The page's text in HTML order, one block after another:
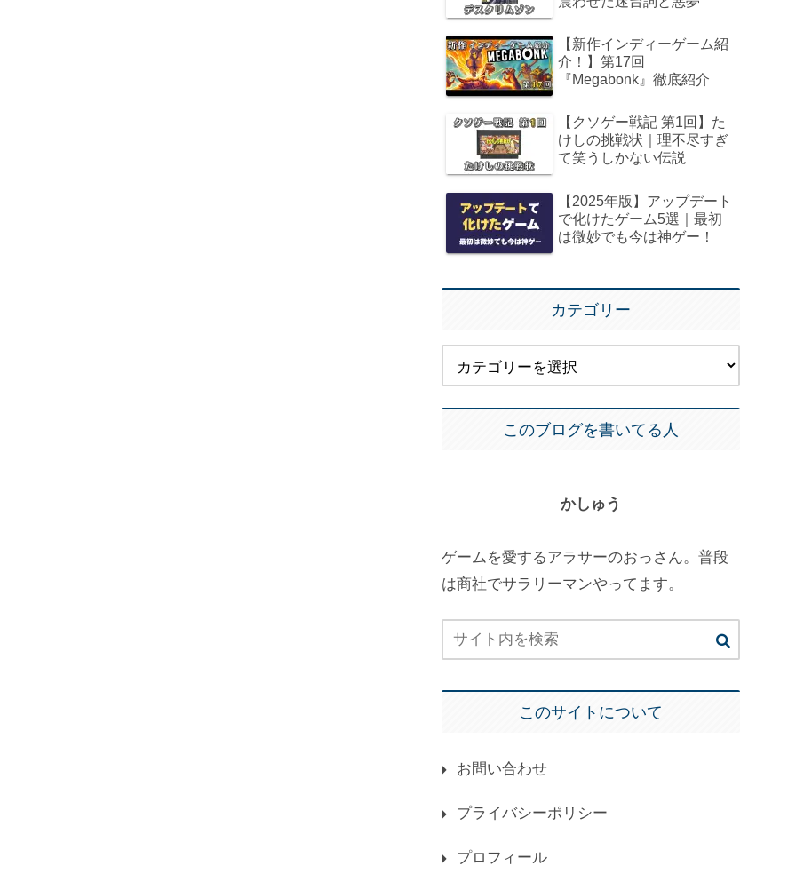
【新作インディーゲーム紹
介！】第17回
『Megabonk』徹底紹介
【クソゲー戦記 第1回】た
けしの挑戦状｜理不尽すぎ
て笑うしかない伝説
【2025年版】アップデート
で化けたゲーム5選｜最初
は微妙でも今は神ゲー！
カテゴリー
このブログを書いてる人
かしゅう
ゲームを愛するアラサーのおっさん。普段
は商社でサラリーマンやってます。
このサイトについて
お問い合わせ
プライバシーポリシー
プロフィール